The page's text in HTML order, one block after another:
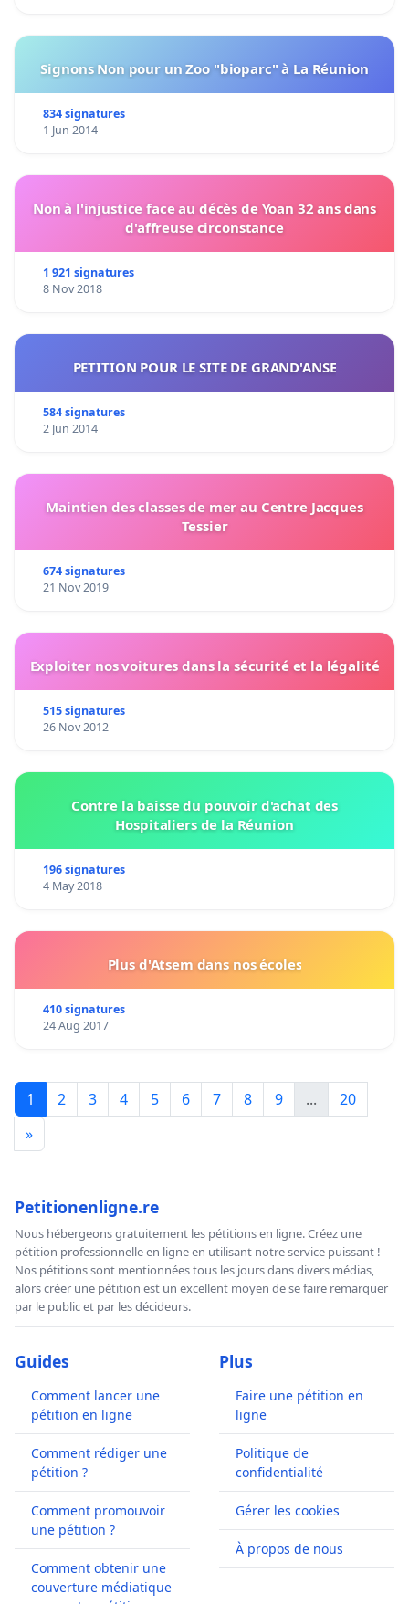
Signons Non pour un Zoo "bioparc" à La Réunion
834 signatures
1 Jun 2014
Non à l'injustice face au décès de Yoan 32 ans dans
d'affreuse circonstance
1 921 signatures
8 Nov 2018
PETITION POUR LE SITE DE GRAND'ANSE
584 signatures
2 Jun 2014
Maintien des classes de mer au Centre Jacques
Tessier
674 signatures
21 Nov 2019
Exploiter nos voitures dans la sécurité et la légalité
515 signatures
26 Nov 2012
Contre la baisse du pouvoir d'achat des
Hospitaliers de la Réunion
196 signatures
4 May 2018
Plus d'Atsem dans nos écoles
410 signatures
24 Aug 2017
1 2 3 4 5 6 7 8 9 ...
20
»
Petitionenligne.re
Nous hébergeons gratuitement les pétitions en ligne. Créez une
pétition professionnelle en ligne en utilisant notre service puissant !
Nos pétitions sont mentionnées tous les jours dans divers médias,
alors créer une pétition est un excellent moyen de se faire remarquer
par le public et par les décideurs.
Guides
Comment lancer une
pétition en ligne
Comment rédiger une
pétition ?
Comment promouvoir
une pétition ?
Comment obtenir une
couverture médiatique
Plus
Faire une pétition en
ligne
Politique de
confidentialité
Gérer les cookies
À propos de nous